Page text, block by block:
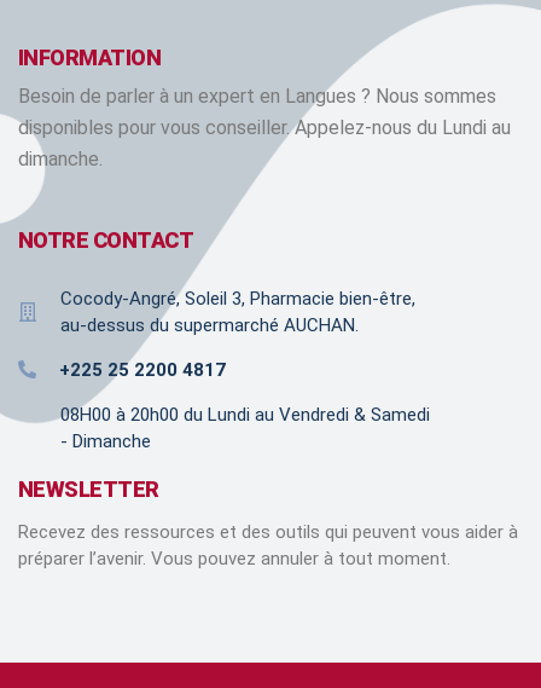
INFORMATION
Besoin de parler à un expert en Langues ? Nous sommes
disponibles pour vous conseiller. Appelez-nous du Lundi au
dimanche.
NOTRE CONTACT
Cocody-Angré, Soleil 3, Pharmacie bien-être,
au-dessus du supermarché AUCHAN.
+225 25 2200 4817
08H00 à 20h00 du Lundi au Vendredi & Samedi
- Dimanche
NEWSLETTER
Recevez des ressources et des outils qui peuvent vous aider à
préparer l’avenir. Vous pouvez annuler à tout moment.